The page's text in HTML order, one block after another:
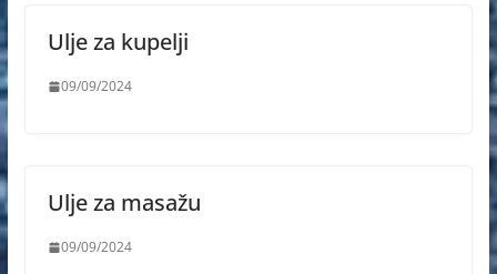
Ulje za kupelji
09/09/2024
Ulje za masažu
09/09/2024